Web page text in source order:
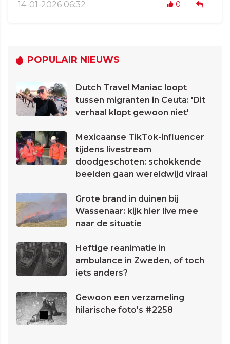
14-01-2026 06:32 0
POPULAIR NIEUWS
Dutch Travel Maniac loopt
tussen migranten in Ceuta: 'Dit
verhaal klopt gewoon niet'
Mexicaanse TikTok-influencer
tijdens livestream
doodgeschoten: schokkende
beelden gaan wereldwijd viraal
Grote brand in duinen bij
Wassenaar: kijk hier live mee
naar de situatie
Heftige reanimatie in
ambulance in Zweden, of toch
iets anders?
Gewoon een verzameling
hilarische foto's #2258